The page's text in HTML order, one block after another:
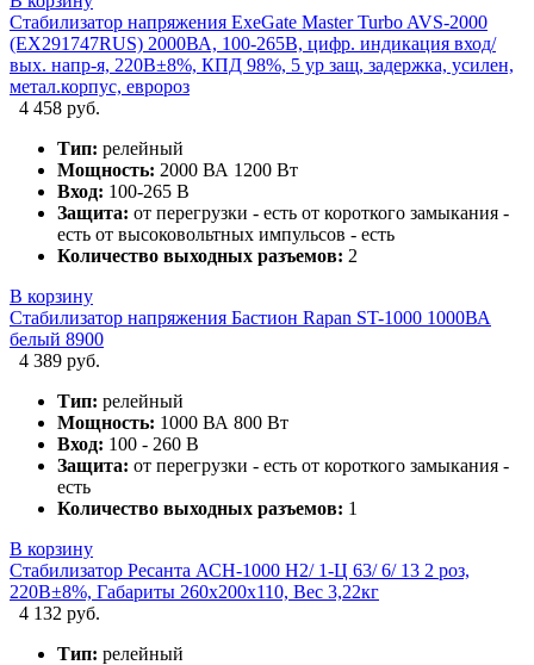
Стабилизатор напряжения ExeGate Master Turbo AVS-2000
(EX291747RUS) 2000ВА, 100-265В, цифр. индикация вход/
вых. напр-я, 220В±8%, КПД 98%, 5 ур защ, задержка, усилен,
метал.корпус, евророз
4 458 руб.
Тип: релейный
Мощность: 2000 ВА 1200 Вт
Вход: 100-265 В
Защита: от перегрузки - есть от короткого замыкания -
есть от высоковольтных импульсов - есть
Количество выходных разъемов: 2
В корзину
Стабилизатор напряжения Бастион Rapan ST-1000 1000ВА
белый 8900
4 389 руб.
Тип: релейный
Мощность: 1000 ВА 800 Вт
Вход: 100 - 260 В
Защита: от перегрузки - есть от короткого замыкания -
есть
Количество выходных разъемов: 1
В корзину
Стабилизатор Ресанта АСН-1000 Н2/ 1-Ц 63/ 6/ 13 2 роз,
220В±8%, Габариты 260х200х110, Вес 3,22кг
4 132 руб.
Тип: релейный